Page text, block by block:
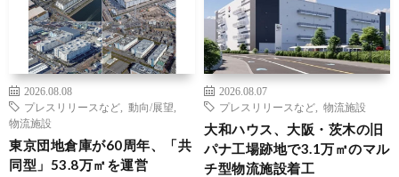
2026.08.08
プレスリリースなど
動向/展望
物流施設
東京団地倉庫が60周年、「共
同型」53.8万㎡を運営
2026.08.07
プレスリリースなど
物流施設
大和ハウス、大阪・茨木の旧
パナ工場跡地で3.1万㎡のマル
チ型物流施設着工